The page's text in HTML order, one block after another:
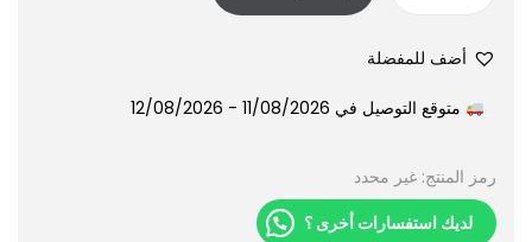
أضف للمفضلة
متوقع التوصيل في 11/08/2026 - 12/08/2026
رمز المنتج: غير محدد
لديك استفسارات أخرى ؟